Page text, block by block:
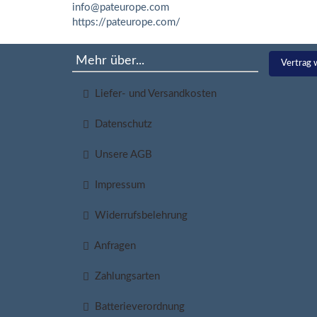
info@pateurope.com
https://pateurope.com/
Mehr über...
Liefer- und Versandkosten
Datenschutz
Unsere AGB
Impressum
Widerrufsbelehrung
Anfragen
Zahlungsarten
Batterieverordnung
Vertrag